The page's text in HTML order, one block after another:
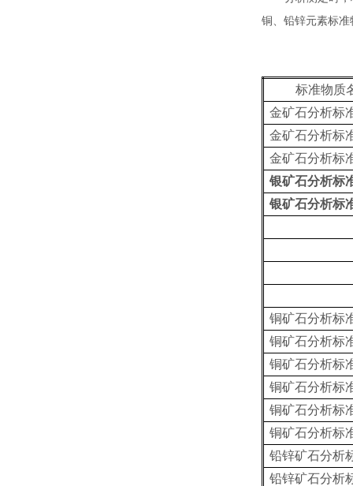
铜、铅锌元素标准
标准物质
金矿石分析标
金矿石分析标
金矿石分析标
银矿石分析标
银矿石分析标
铜矿石分析标
铜矿石分析标
铜矿石分析标
铜矿石分析标
铜矿石分析标
铜矿石分析标
铅锌矿石分析
铅锌矿石分析